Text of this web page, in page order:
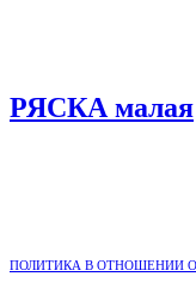
РЯСКА малая
ПОЛИТИКА В ОТНОШЕНИИ